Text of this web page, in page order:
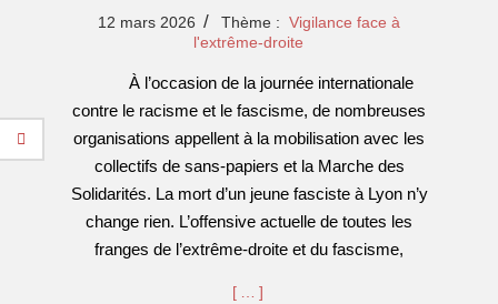
2026-12 mars 2026 Thème : Vigilance face à
l'extrême-droite
À l’occasion de la journée internationale
contre le racisme et le fascisme, de nombreuses
organisations appellent à la mobilisation avec les
collectifs de sans-papiers et la Marche des
Solidarités. La mort d’un jeune fasciste à Lyon n’y
change rien. L’offensive actuelle de toutes les
franges de l’extrême-droite et du fascisme,
[…]